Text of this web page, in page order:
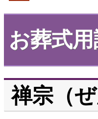
お葬式
禅宗（ぜ